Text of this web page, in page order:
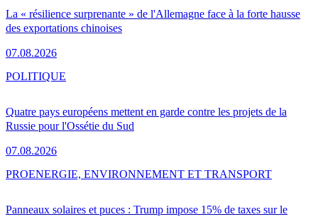
La « résilience surprenante » de l'Allemagne face à la forte hausse
des exportations chinoises
07.08.2026
Quatre pays européens mettent en garde contre les projets de la
Russie pour l'Ossétie du Sud
07.08.2026
POLITIQUE
Panneaux solaires et puces : Trump impose 15% de taxes sur le
PROENERGIE, ENVIRONNEMENT ET TRANSPORT